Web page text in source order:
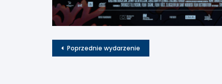
Poprzednie wydarzenie